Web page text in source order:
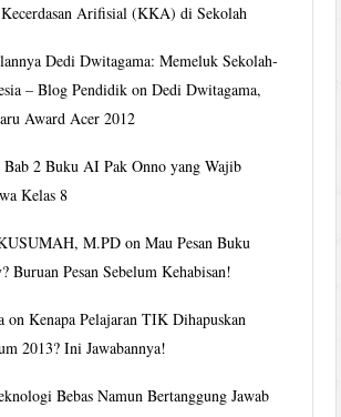
Arifisial (KKA) di Sekolah
Dedi Dwitagama: Memeluk Sekolah-
– Blog Pendidik onDedi Dwitagama,
Award Acer 2012
Bab 2 Buku AI Pak Onno yang Wajib
Kelas 8
M.PD onMau Pesan Buku
Buruan Pesan Sebelum Kehabisan!
onKenapa Pelajaran TIK Dihapuskan
2013? Ini Jawabannya!
Bebas Namun Bertanggung Jawab